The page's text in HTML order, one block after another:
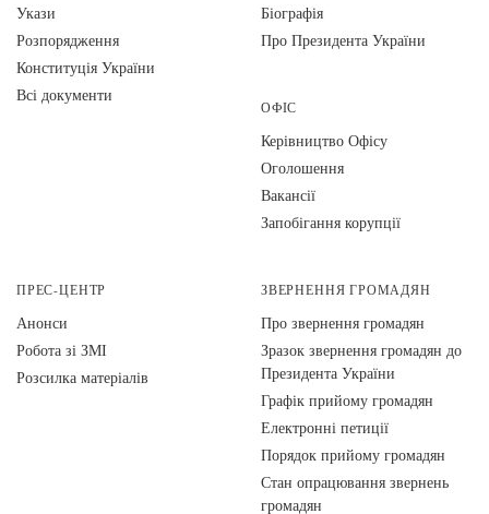
Укази
Розпорядження
Конституція України
Всі документи
Біографія
Про Президента України
ОФІС
Керівництво Офісу
Оголошення
Вакансії
Запобігання корупції
ПРЕС-ЦЕНТР
Анонси
Робота зі ЗМІ
Розсилка матеріалів
ЗВЕРНЕННЯ ГРОМАДЯН
Про звернення громадян
Зразок звернення громадян до
Президента України
Графік прийому громадян
Електронні петиції
Порядок прийому громадян
Стан опрацювання звернень
громадян